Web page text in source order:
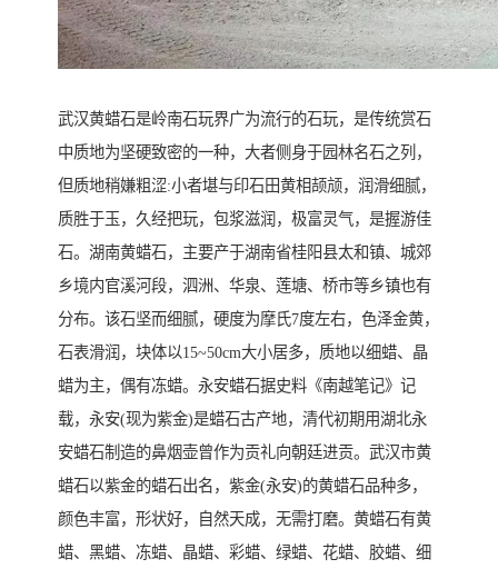
武汉黄蜡石是岭南石玩界广为流行的石玩，是传统赏石
中质地为坚硬致密的一种，大者侧身于园林名石之列，
但质地稍嫌粗涩:小者堪与印石田黄相颉颃，润滑细腻，
质胜于玉，久经把玩，包浆滋润，极富灵气，是握游佳
石。湖南黄蜡石，主要产于湖南省桂阳县太和镇、城郊
乡境内官溪河段，泗洲、华泉、莲塘、桥市等乡镇也有
分布。该石坚而细腻，硬度为摩氏7度左右，色泽金黄，
石表滑润，块体以15~50cm大小居多，质地以细蜡、晶
蜡为主，偶有冻蜡。永安蜡石据史料《南越笔记》记
载，永安(现为紫金)是蜡石古产地，清代初期用湖北永
安蜡石制造的鼻烟壶曾作为贡礼向朝廷进贡。武汉市黄
蜡石以紫金的蜡石出名，紫金(永安)的黄蜡石品种多，
颜色丰富，形状好，自然天成，无需打磨。黄蜡石有黄
蜡、黑蜡、冻蜡、晶蜡、彩蜡、绿蜡、花蜡、胶蜡、细